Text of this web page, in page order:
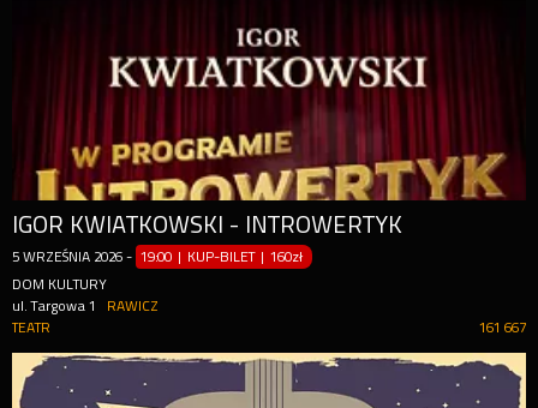
IGOR KWIATKOWSKI - INTROWERTYK
5 WRZEŚNIA 2026 - 19:00 | KUP-BILET |160zł
DOM KULTURY
ul. Targowa 1
RAWICZ
161 667
TEATR